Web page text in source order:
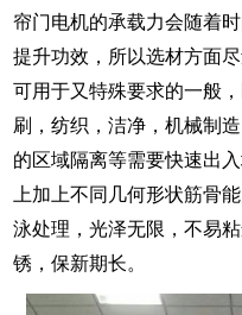
帘门电机的承载力会随着
提升功效，所以选材方面
可用于又特殊要求的一般
刷，纺织，洁净，机械制
的区域隔离等需要快速出
上加上不同几何形状筋骨
泳处理，光泽无限，不易
锈，保新期长。